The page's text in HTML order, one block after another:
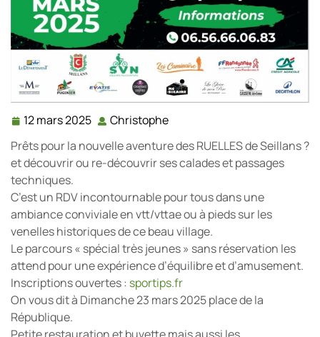
12 mars 2025 12
mars
2025
Christophe
Prêts pour la nouvelle aventure des RUELLES de Seillans ?
et découvrir ou re-découvrir ses calades et passages
techniques.
C’est un RDV incontournable pour tous dans une
ambiance conviviale en vtt/vttae ou à pieds sur les
venelles historiques de ce beau village.
Le parcours « spécial très jeunes » sans réservation les
attend pour une expérience d’équilibre et d’amusement.
Inscriptions ouvertes : sportips.fr
On vous dit à Dimanche 23 mars 2025 place de la
République.
Petite restauration et buvette mais aussi les